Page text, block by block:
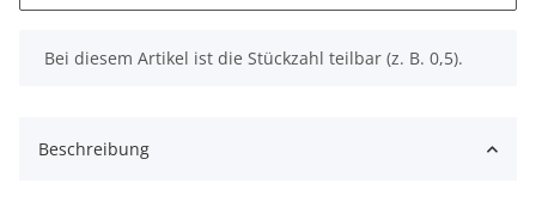
x
Bei diesem Artikel ist die Stückzahl teilbar (z. B. 0,5).
Beschreibung